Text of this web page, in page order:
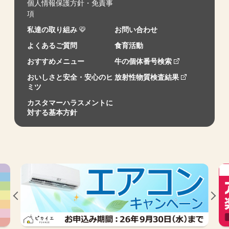
個人情報保護方針・免責事
項
私達の取り組み
お問い合わせ
よくあるご質問
食育活動
おすすめメニュー
牛の個体番号検索
おいしさと安全・安心のヒ
ミツ
放射性物質検査結果
カスタマーハラスメントに
対する基本方針